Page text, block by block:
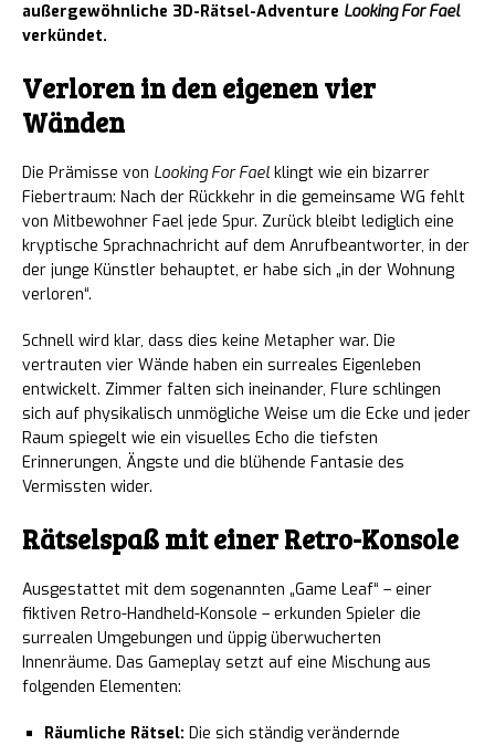
außergewöhnliche 3D-Rätsel-Adventure Looking For Fael
verkündet.
Verloren in den eigenen vier
Wänden
Die Prämisse von Looking For Fael klingt wie ein bizarrer
Fiebertraum: Nach der Rückkehr in die gemeinsame WG fehlt
von Mitbewohner Fael jede Spur. Zurück bleibt lediglich eine
kryptische Sprachnachricht auf dem Anrufbeantworter, in der
der junge Künstler behauptet, er habe sich „in der Wohnung
verloren“.
Schnell wird klar, dass dies keine Metapher war. Die
vertrauten vier Wände haben ein surreales Eigenleben
entwickelt. Zimmer falten sich ineinander, Flure schlingen
sich auf physikalisch unmögliche Weise um die Ecke und jeder
Raum spiegelt wie ein visuelles Echo die tiefsten
Erinnerungen, Ängste und die blühende Fantasie des
Vermissten wider.
Rätselspaß mit einer Retro-Konsole
Ausgestattet mit dem sogenannten „Game Leaf“ – einer
fiktiven Retro-Handheld-Konsole – erkunden Spieler die
surrealen Umgebungen und üppig überwucherten
Innenräume. Das Gameplay setzt auf eine Mischung aus
folgenden Elementen:
Räumliche Rätsel: Die sich ständig verändernde